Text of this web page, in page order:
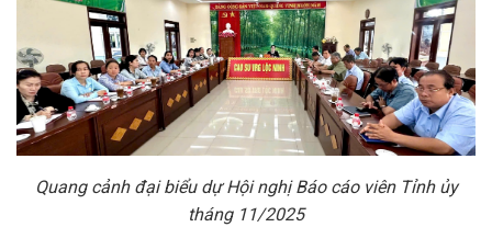
Quang cảnh đại biểu dự Hội nghị Báo cáo viên Tỉnh ủy
tháng 11/2025